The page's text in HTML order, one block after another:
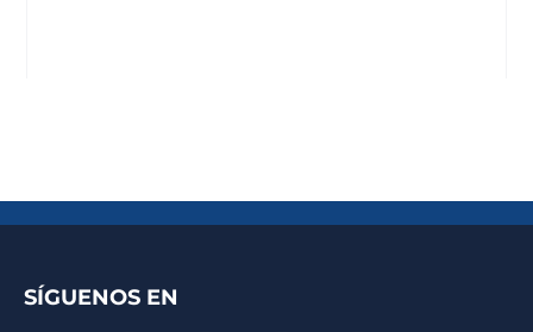
SÍGUENOS EN